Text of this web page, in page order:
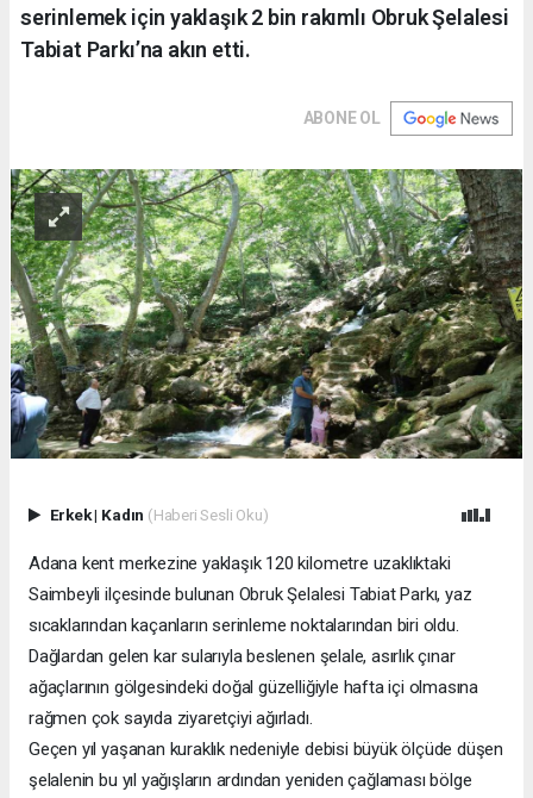
serinlemek için yaklaşık 2 bin rakımlı Obruk Şelalesi
Tabiat Parkı’na akın etti.
ABONE OL
Erkek| Kadın (Haberi Sesli Oku)
Adana kent merkezine yaklaşık 120 kilometre uzaklıktaki
Saimbeyli ilçesinde bulunan Obruk Şelalesi Tabiat Parkı, yaz
sıcaklarından kaçanların serinleme noktalarından biri oldu.
Dağlardan gelen kar sularıyla beslenen şelale, asırlık çınar
ağaçlarının gölgesindeki doğal güzelliğiyle hafta içi olmasına
rağmen çok sayıda ziyaretçiyi ağırladı.
Geçen yıl yaşanan kuraklık nedeniyle debisi büyük ölçüde düşen
şelalenin bu yıl yağışların ardından yeniden çağlaması bölge